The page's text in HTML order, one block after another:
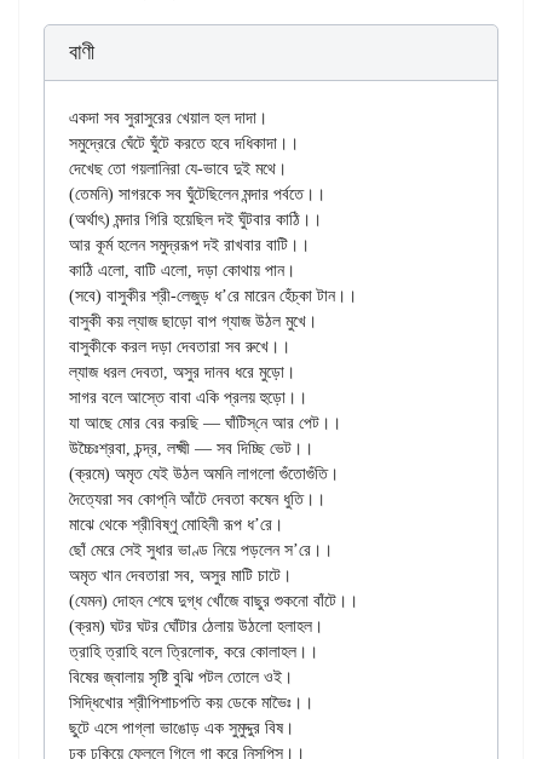
বাণী
একদা সব সুরাসুরের খেয়াল হল দাদা।
সমুদ্রেরে ঘেঁটে ঘুঁটে করতে হবে দধিকাদা।।
দেখেছ তো গয়লানিরা যে-ভাবে দুই মথে।
(তেমনি) সাগরকে সব ঘুঁটেছিলেন মন্দার পর্বতে।।
(অর্থাৎ) মন্দার গিরি হয়েছিল দই ঘুঁটবার কাঠি।।
আর কূর্ম হলেন সমুদ্ররূপ দই রাখবার বাটি।।
কাঠি এলো, বাটি এলো, দড়া কোথায় পান।
(সবে) বাসুকীর শ্রী-লেজুড় ধ’রে মারেন হেঁচ্কা টান।।
বাসুকী কয় ল্যাজ ছাড়ো বাপ গ্যাজ উঠল মুখে।
বাসুকীকে করল দড়া দেবতারা সব রুখে।।
ল্যাজ ধরল দেবতা, অসুর দানব ধরে মুড়ো।
সাগর বলে আস্তে বাবা একি প্রলয় হুড়ো।।
যা আছে মোর বের করছি — ঘাঁটিস্‌নে আর পেট।।
উচ্চৈঃশ্রবা, চন্দ্র, লক্ষ্মী — সব দিচ্ছি ভেট।।
(ক্রমে) অমৃত যেই উঠল অমনি লাগলো গুঁতোগুঁতি।
দৈত্যেরা সব কোপ্‌নি আঁটে দেবতা কষেন ধুতি।।
মাঝে থেকে শ্রীবিষ্ণু মোহিনী রূপ ধ’রে।
ছোঁ মেরে সেই সুধার ভাণ্ড নিয়ে পড়লেন স’রে।।
অমৃত খান দেবতারা সব, অসুর মাটি চাটে।
(যেমন) দোহন শেষে দুগ্ধ খোঁজে বাছুর শুকনো বাঁটে।।
(ক্রম) ঘটর ঘটর ঘোঁটার ঠেলায় উঠলো হলাহল।
ত্রাহি ত্রাহি বলে ত্রিলোক, করে কোলাহল।।
বিষের জ্বালায় সৃষ্টি বুঝি পটল তোলে ওই।
সিদ্ধিখোর শ্রীপিশাচপতি কয় ডেকে মাভৈঃ।।
ছুটে এসে পাগ্‌লা ভাঙোড় এক সুমুদ্দুর বিষ।
ঢক ঢকিয়ে ফেললে গিলে গা করে নিস্‌পিস্‌।।